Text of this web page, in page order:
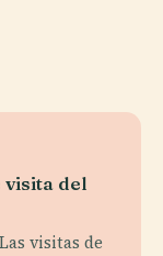
visita del
visitas de